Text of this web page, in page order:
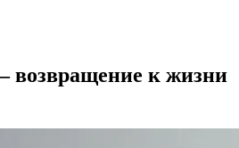
возвращение к жизни